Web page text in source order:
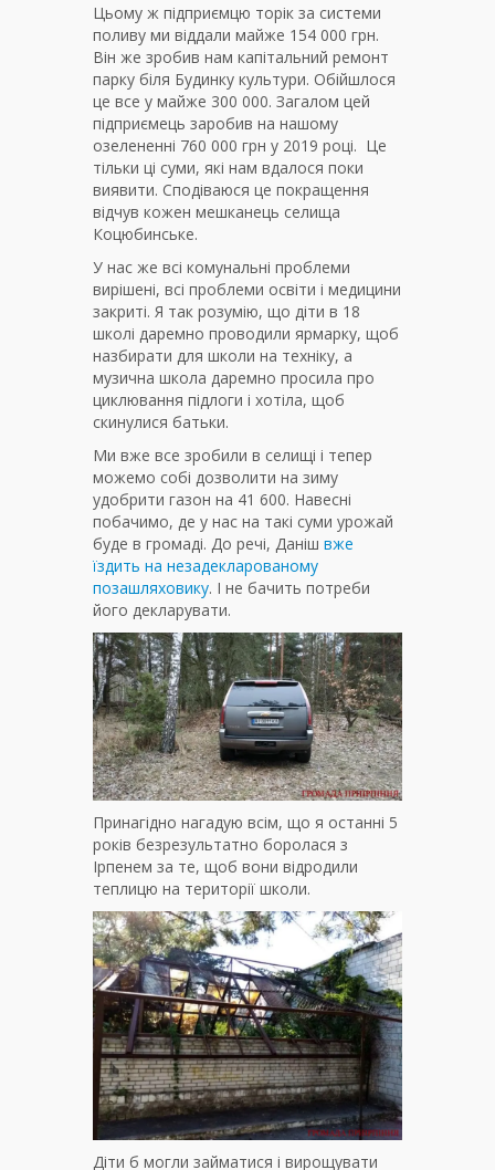
Цьому ж підприємцю торік за системи
поливу ми віддали майже 154 000 грн.
Він же зробив нам капітальний ремонт
парку біля Будинку культури. Обійшлося
це все у майже 300 000. Загалом цей
підприємець заробив на нашому
озелененні 760 000 грн у 2019 році. Це
тільки ці суми, які нам вдалося поки
виявити. Сподіваюся це покращення
відчув кожен мешканець селища
Коцюбинське.
У нас же всі комунальні проблеми
вирішені, всі проблеми освіти і медицини
закриті. Я так розумію, що діти в 18
школі даремно проводили ярмарку, щоб
назбирати для школи на техніку, а
музична школа даремно просила про
циклювання підлоги і хотіла, щоб
скинулися батьки.
Ми вже все зробили в селищі і тепер
можемо собі дозволити на зиму
удобрити газон на 41 600. Навесні
побачимо, де у нас на такі суми урожай
буде в громаді. До речі, Даніш вже
їздить на незадекларованому
позашляховику. І не бачить потреби
його декларувати.
Принагідно нагадую всім, що я останні 5
років безрезультатно боролася з
Ірпенем за те, щоб вони відродили
теплицю на території школи.
Діти б могли займатися і вирощувати